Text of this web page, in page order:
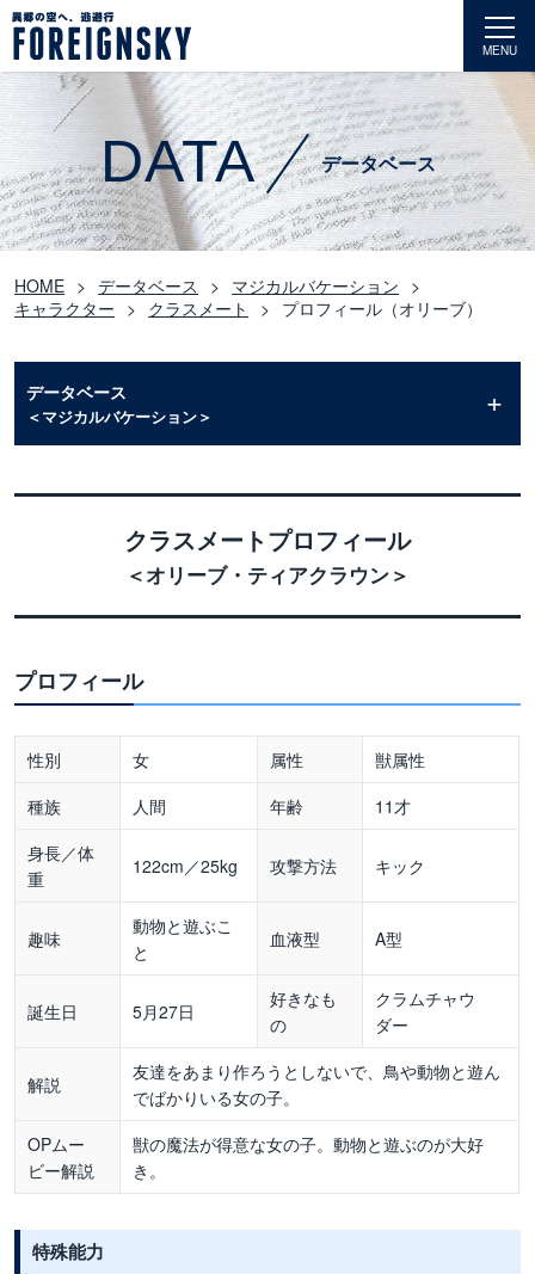
MENU
DATA データベース
HOME データベース
マジカルバケーション
キャラクター
クラスメート プロフィール（オリーブ）
クラスメートプロフィール
＜オリーブ・ティアクラウン＞
プロフィール
性別 女 属性
獣属性
種族
人間 年齢
11才
身長／体
重
122cm／25kg 攻撃方法 キック
趣味
動物と遊ぶこ
と
血液型 A型
誕生日 5月27日
好きなも
の
クラムチャウ
ダー
解説
友達をあまり作ろうとしないで、鳥や動物と遊ん
でばかりいる女の子。
OPムー
ビー解説
獣の魔法が得意な女の子。動物と遊ぶのが大好
き。
特殊能力
データベース
＜マジカルバケーション＞